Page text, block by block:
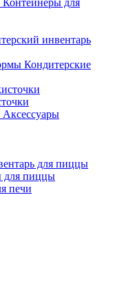
Контейнеры для
инвентарь
Кондитерские
Аксессуары
для пиццы
пиццы
печи